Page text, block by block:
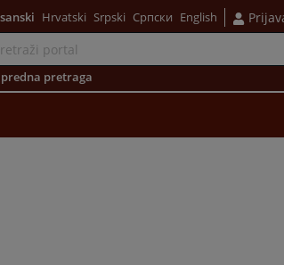
Hrvatski Srpski Српски English
pretraga